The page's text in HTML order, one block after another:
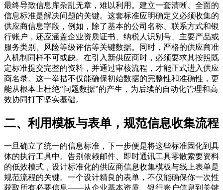
最终导致信息库杂乱无章，难以利用。建立一套清晰、全面的
信息标准是解决问题的关键。这套标准应明确定义必须收集的
供应商信息字段，例如，除了基本的公司名称、联系方式和银
行账户，还应涵盖企业资质证书、纳税人识别号、主要产品或
服务类别、风险等级评估等关键数据。同时，严格的供应商准
入机制同样不可或缺。在引入新供应商时，必须要求其按照既
定标准提交完整的资料，并通过审核流程，才能正式进入供应
商名录。这一举措不仅能确保初始数据的完整性和准确性，更
能从根本上杜绝“问题数据”的产生，为后续的自动化管理和高
效协同打下坚实基础。
二、利用模板与表单，规范信息收集流程
一旦确立了统一的信息标准，下一步便是将这些标准固化到具
体的执行工具中。告别依赖邮件、即时通讯工具零散索要资料
的低效模式，设计标准化的供应商信息收集模板与线上表单是
规范流程的关键。一个设计精良的表单，不仅能确保你一次性
获取所有必要信息——从企业基本资质、银行账户信息到关键